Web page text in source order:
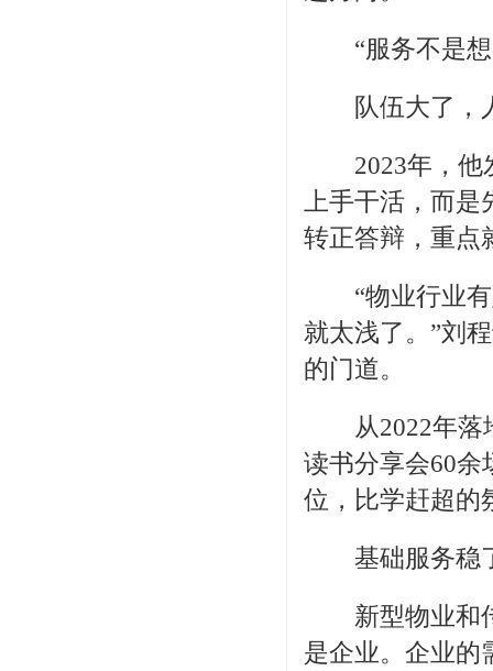
“服务不是想
队伍大了，人
2023年，他发
上手干活，而是
转正答辩，重点
“物业行业有
就太浅了。”刘
的门道。
从2022年落地
读书分享会60余
位，比学赶超的
基础服务稳了
新型物业和传
是企业。企业的